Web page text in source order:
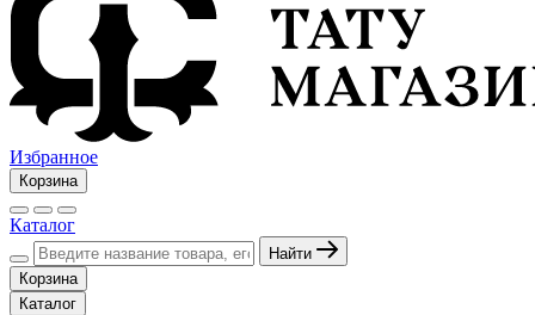
Избранное
Корзина
Каталог
Найти
Корзина
Каталог